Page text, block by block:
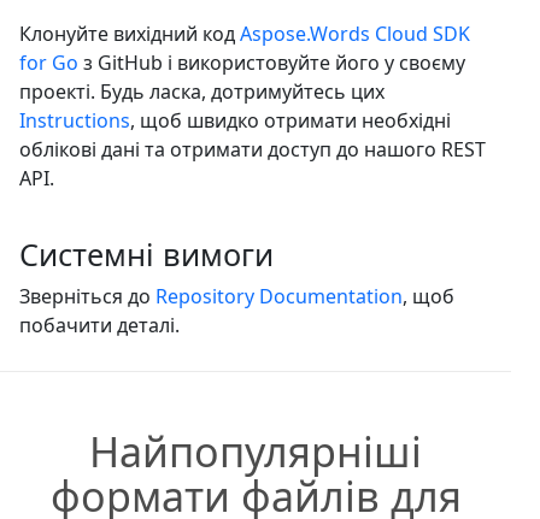
Клонуйте вихідний кодAspose.Words Cloud SDK
for Go з GitHub і використовуйте його у своєму
проекті. Будь ласка, дотримуйтесь цих
Instructions, щоб швидко отримати необхідні
облікові дані та отримати доступ до нашого REST
API.
Системні вимоги
Зверніться до Repository Documentation, щоб
побачити деталі.
Найпопулярніші
формати файлів для